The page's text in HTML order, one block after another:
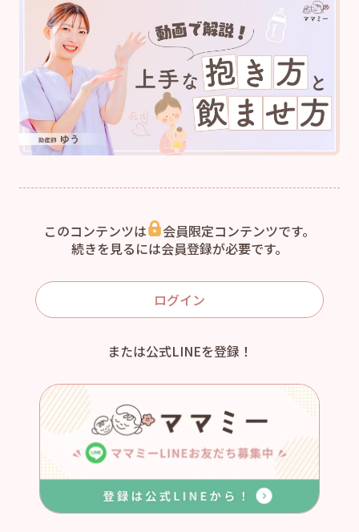
このコンテンツは
会員限定コンテンツです。
続きを見るには会員登録が必要です。
ログイン
または公式LINEを登録！